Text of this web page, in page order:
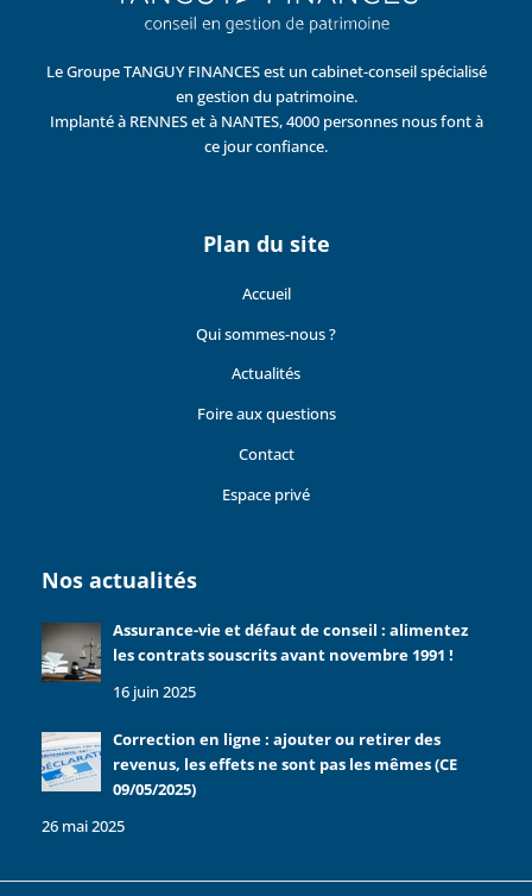
Le Groupe TANGUY FINANCES est un cabinet-conseil spécialisé
en gestion du patrimoine.
Implanté à RENNES et à NANTES, 4000 personnes nous font à
ce jour confiance.
Plan du site
Accueil
Qui sommes-nous ?
Actualités
Foire aux questions
Contact
Espace privé
Nos actualités
Assurance-vie et défaut de conseil : alimentez
les contrats souscrits avant novembre 1991 !
16 juin 2025
Correction en ligne : ajouter ou retirer des
revenus, les effets ne sont pas les mêmes (CE
09/05/2025)
26 mai 2025